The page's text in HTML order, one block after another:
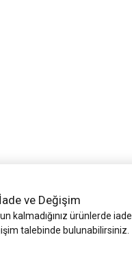
ve Değişim
kalmadığınız ürünlerde iade
talebinde bulunabilirsiniz.